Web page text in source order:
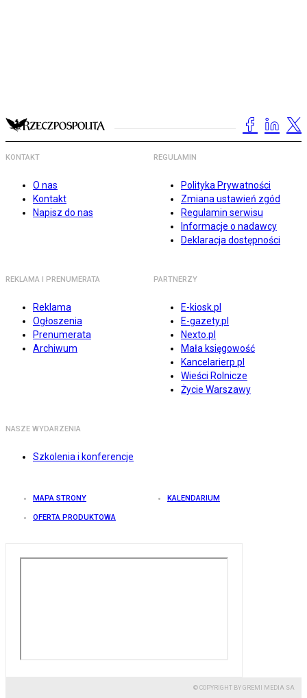
KONTAKT
O nas
Kontakt
Napisz do nas
REGULAMIN
Polityka Prywatności
Zmiana ustawień zgód
Regulamin serwisu
Informacje o nadawcy
Deklaracja dostępności
REKLAMA I PRENUMERATA
Reklama
Ogłoszenia
Prenumerata
Archiwum
PARTNERZY
E-kiosk.pl
E-gazety.pl
Nexto.pl
Mała księgowość
Kancelarierp.pl
Wieści Rolnicze
Życie Warszawy
NASZE WYDARZENIA
Szkolenia i konferencje
MAPA STRONY KALENDARIUM
OFERTA PRODUKTOWA
© COPYRIGHT BY GREMI MEDIA SA